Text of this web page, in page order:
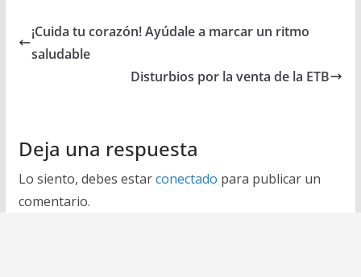
¡Cuida tu corazón! Ayúdale a marcar un ritmo
saludable
Disturbios por la venta de la ETB
Deja una respuesta
Lo siento, debes estarconectado para publicar un
comentario.